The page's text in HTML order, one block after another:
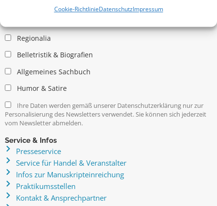
Cookie-RichtlinieDatenschutzImpressum
Kritische Theorie / Philosophie
Regionalia
Belletristik & Biografien
Allgemeines Sachbuch
Humor & Satire
Ihre Daten werden gemäß unserer Datenschutzerklärung nur zur
Personalisierung des Newsletters verwendet. Sie können sich jederzeit
vom Newsletter abmelden.
Service & Infos
Presseservice
Service für Handel & Veranstalter
Infos zur Manuskripteinreichung
Praktikumsstellen
Kontakt & Ansprechpartner